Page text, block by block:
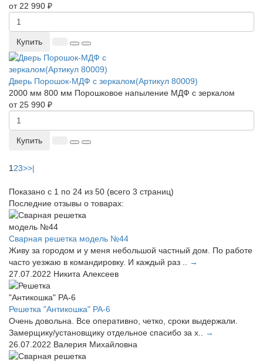
от 22 990 ₽
Купить
Дверь Порошок-МДФ с зеркалом(Артикул 80009)
2000 мм 800 мм Порошковое напыление МДФ с зеркалом
от 25 990 ₽
Купить
1 23>>|
Показано с 1 по 24 из 50 (всего 3 страниц)
Последние отзывы о товарах:
Сварная решетка модель №44
Живу за городом и у меня небольшой частный дом. По работе
часто уезжаю в командировку. И каждый раз ..
→
27.07.2022 Никита Алексеев
Решетка "Антикошка" РА-6
Очень довольна. Все оперативно, четко, сроки выдержали.
Замерщику/установщику отдельное спасибо за х..
→
26.07.2022 Валерия Михайловна